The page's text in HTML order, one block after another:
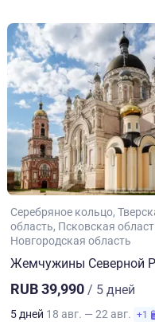
Серебряное кольцо
область Псковская
Новгородская область
Жемчужины Северной
RUB 39,990 / 5 дней
5 дней 18 авг. — 22 авг. +1